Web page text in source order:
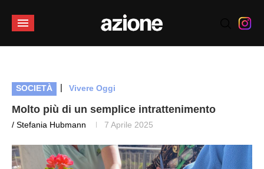
SOCIETÀ | Vivere Oggi
Molto più di un semplice intrattenimento
/ Stefania Hubmann 7 Aprile 2025